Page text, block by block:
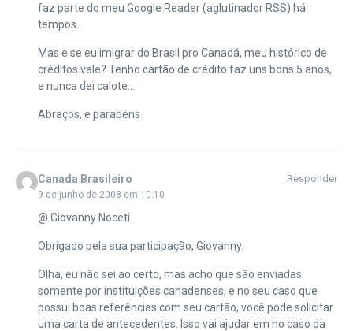
faz parte do meu Google Reader (aglutinador RSS) há
tempos.
Mas e se eu imigrar do Brasil pro Canadá, meu histórico de
créditos vale? Tenho cartão de crédito faz uns bons 5 anos,
e nunca dei calote…
Abraços, e parabéns
Canada Brasileiro
9 de junho de 2008 em 10:10
Responder
@ Giovanny Noceti
Obrigado pela sua participação, Giovanny.
Olha, eu não sei ao certo, mas acho que são enviadas
somente por instituições canadenses, e no seu caso que
possui boas referências com seu cartão, você pode solicitar
uma carta de antecedentes. Isso vai ajudar em no caso da